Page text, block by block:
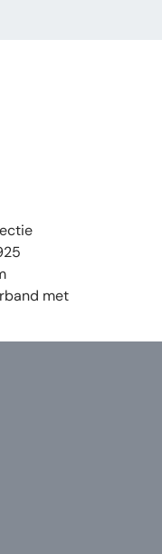
met